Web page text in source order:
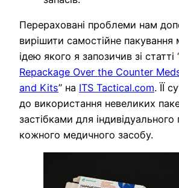
Перераховані проблеми нам
вирішити самостійне пакування
ідею якого я запозичив зі статті
Repackage Over the Counter
and Kits” на ITS Tactical.com. ЇЇ
до використання невеликих
застібками для індивідуального
кожного медичного засобу.